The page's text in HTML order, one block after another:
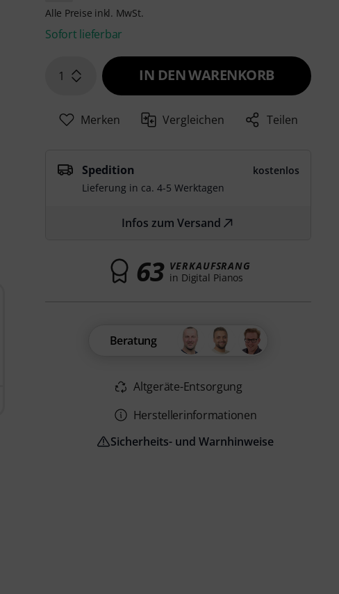
Alle Preise inkl. MwSt.
Sofort lieferbar
1 IN DEN WARENKORB
Merken Vergleichen Teilen
Spedition
kostenlos
Lieferung in ca. 4-5 Werktagen
Infos zum Versand
63 VERKAUFSRANG
in Digital Pianos
Beratung
Altgeräte-Entsorgung
Herstellerinformationen
Sicherheits- und Warnhinweise